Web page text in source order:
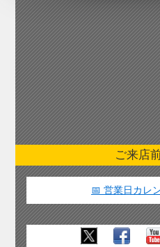
ご来店
📅 営業日カレ